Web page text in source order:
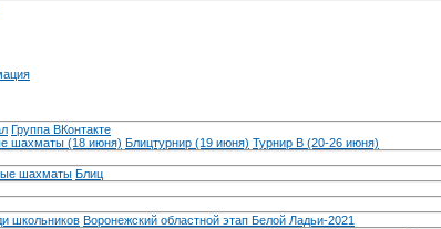
Группа ВКонтакте
шахматы (18 июня) Блицтурнир (19 июня) Турнир B (20-26 июня)
шахматы Блиц
школьников Воронежский областной этап Белой Ладьи-2021